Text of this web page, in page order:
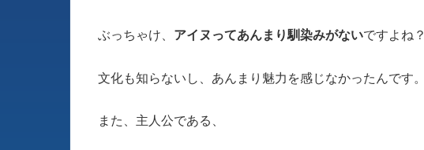
ぶっちゃけ、 アイヌってあんまり馴染みがないですよね？
文化も知らないし、あんまり魅力を感じなかったんです。
また、主人公である、